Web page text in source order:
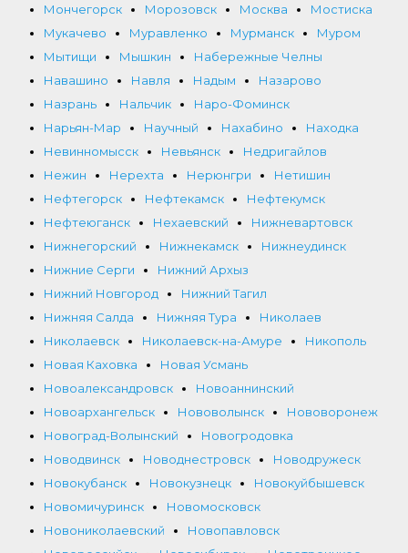
Мончегорск
Морозовск Москва
Мостиска
Мукачево
Муравленко Мурманск
Муром
Мытищи
Мышкин
Набережные Челны
Навашино
Навля Надым
Назарово
Назрань
Нальчик
Наро-Фоминск
Нарьян-Мар
Научный Нахабино
Находка
Невинномысск
Невьянск
Недригайлов
Нежин
Нерехта Нерюнгри
Нетишин
Нефтегорск
Нефтекамск
Нефтекумск
Нефтеюганск
Нехаевский
Нижневартовск
Нижнегорский
Нижнекамск
Нижнеудинск
Нижние Серги
Нижний Архыз
Нижний Новгород
Нижний Тагил
Нижняя Салда
Нижняя Тура
Николаев
Николаевск
Николаевск-на-Амуре
Никополь
Новая Каховка
Новая Усмань
Новоалександровск
Новоаннинский
Новоархангельск
Нововолынск
Нововоронеж
Новоград-Волынский
Новогродовка
Новодвинск
Новоднестровск
Новодружеск
Новокубанск
Новокузнецк
Новокуйбышевск
Новомичуринск
Новомосковск
Новониколаевский
Новопавловск